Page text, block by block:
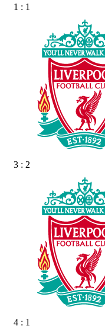
1 : 1
3 : 2
4 : 1